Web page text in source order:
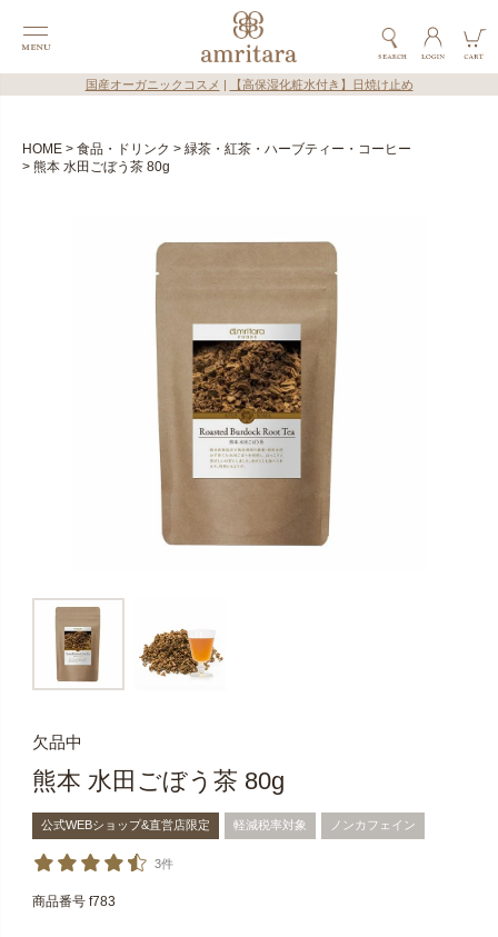
国産オーガニックコスメ 【高保湿化粧水付き】日焼け止め
HOME 食品・ドリンク
緑茶・紅茶・ハーブティー・コーヒー
熊本 水田ごぼう茶 80g
欠品中
熊本 水田ごぼう茶 80g
公式WEBショップ&直営店限定 軽減税率対象 ノンカフェイン
3件
商品番号 f783